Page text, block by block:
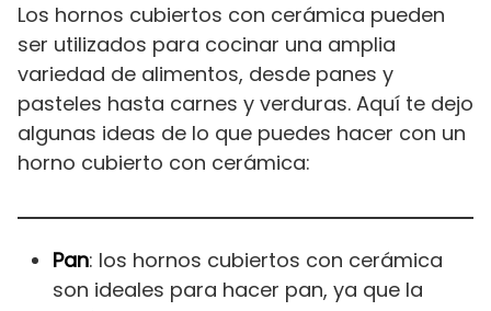
Los hornos cubiertos con cerámica pueden
ser utilizados para cocinar una amplia
variedad de alimentos, desde panes y
pasteles hasta carnes y verduras. Aquí te dejo
algunas ideas de lo que puedes hacer con un
horno cubierto con cerámica:
Pan: los hornos cubiertos con cerámica
son ideales para hacer pan, ya que la